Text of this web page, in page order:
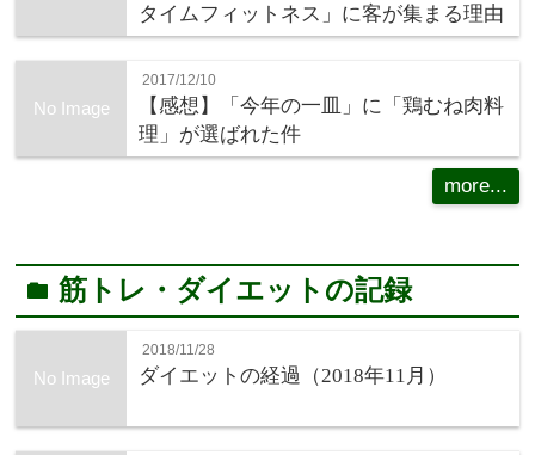
タイムフィットネス」に客が集まる理由
No Image
2017/12/10
【感想】「今年の一皿」に「鶏むね肉料
理」が選ばれた件
more...
folder筋トレ・ダイエットの記録
No Image
2018/11/28
ダイエットの経過（2018年11月）